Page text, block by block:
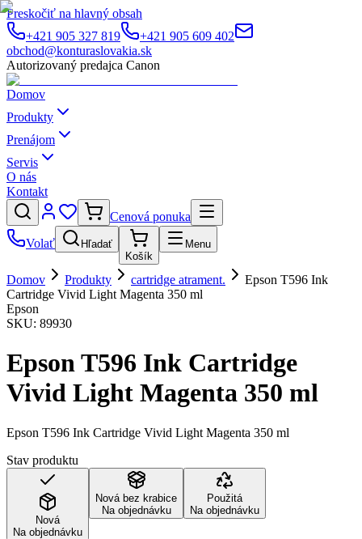
Preskočiť na hlavný obsah
+421 905 327 819
+421 905 609 402
obchod@konturaslovakia.sk
Autorizovaný predajca Canon
Domov
Produkty
Prenájom
Servis
O nás
Kontakt
Cenová ponuka
Volať
Hľadať
Košík
Menu
Domov Produkty cartridge atrament.
Epson T596 Ink
Cartridge Vivid Light Magenta 350 ml
Epson
SKU: 89930
Epson T596 Ink Cartridge
Vivid Light Magenta 350 ml
Epson T596 Ink Cartridge Vivid Light Magenta 350 ml
Stav produktu
Nová
Na objednávku
Nová bez krabice
Na objednávku
Použitá
Na objednávku